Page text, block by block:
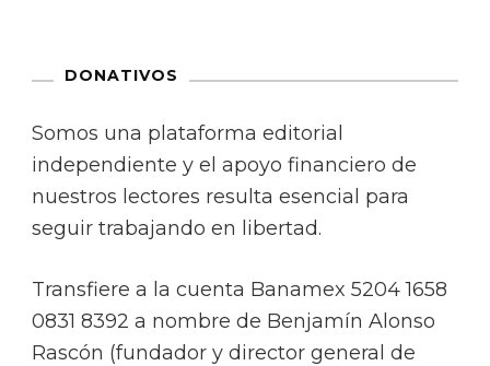
DONATIVOS
Somos una plataforma editorial
independiente y el apoyo financiero de
nuestros lectores resulta esencial para
seguir trabajando en libertad.
Transfiere a la cuenta Banamex 5204 1658
0831 8392 a nombre de Benjamín Alonso
Rascón (fundador y director general de